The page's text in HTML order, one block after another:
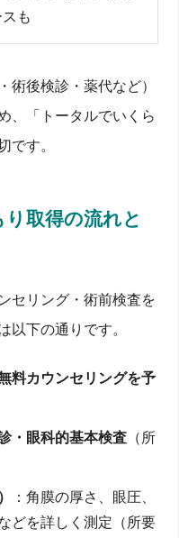
も
術後検診・薬代など）
、「トータルでいくら
です。
取得の流れと
セリング・術前検査を
以下の通りです。
料カウンセリングを予
・眼科的基本検査 （所
：角膜の厚さ、眼圧、
どを詳しく測定（所要